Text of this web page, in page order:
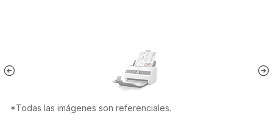
*Todas las imágenes son referenciales.